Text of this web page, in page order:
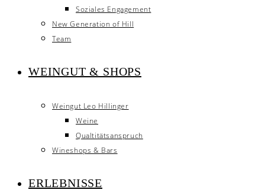
Soziales Engagement
New Generation of Hill
Team
WEINGUT & SHOPS
Weingut Leo Hillinger
Weine
Qualtitätsanspruch
Wineshops & Bars
ERLEBNISSE